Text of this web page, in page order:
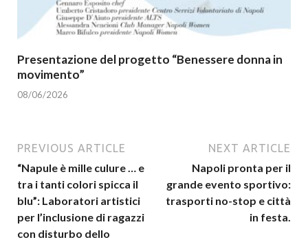
Presentazione del progetto “Benessere donna in
movimento”
08/06/2026
PREVIOUS ARTICLE
“Napule è mille culure … e
tra i tanti colori spicca il
blu”: Laboratori artistici
per l’inclusione di ragazzi
con disturbo dello
NEXT ARTICLE
Napoli pronta per il
grande evento sportivo:
trasporti no-stop e città
in festa.